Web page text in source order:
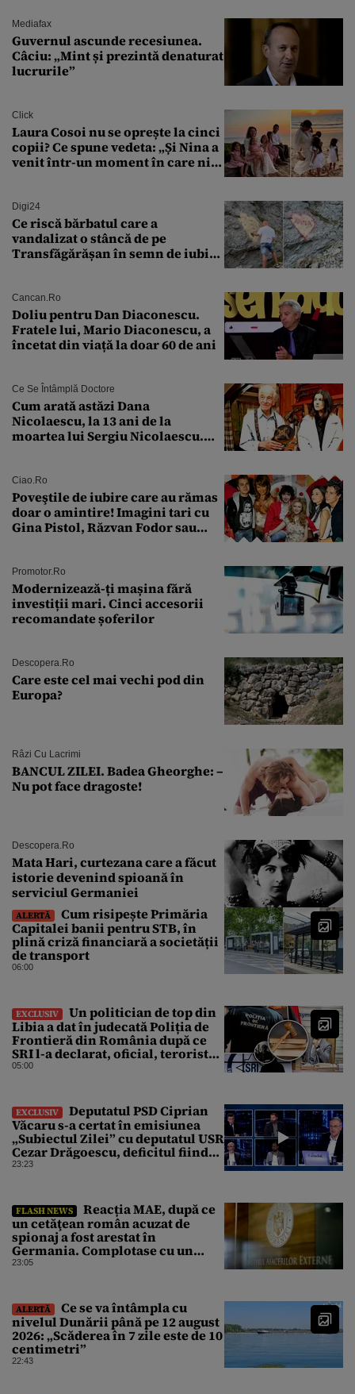
Mediafax
Guvernul ascunde recesiunea.
Câciu: „Mint și prezintă denaturat
lucrurile”
Click
Laura Cosoi nu se oprește la cinci
copii? Ce spune vedeta: „Și Nina a
venit într-un moment în care nici
Digi24
Ce riscă bărbatul care a
vandalizat o stâncă de pe
Transfăgărășan în semn de iubire
Cancan.ro
Doliu pentru Dan Diaconescu.
Fratele lui, Mario Diaconescu, a
încetat din viață la doar 60 de ani
Ce Se Întâmplă Doctore
Cum arată astăzi Dana
Nicolaescu, la 13 ani de la
moartea lui Sergiu Nicolaescu.
Ciao.ro
Poveştile de iubire care au rămas
doar o amintire! Imagini tari cu
Gina Pistol, Răzvan Fodor sau
Promotor.ro
Modernizează-ți mașina fără
investiții mari. Cinci accesorii
recomandate șoferilor
Descopera.ro
Care este cel mai vechi pod din
Europa?
Râzi Cu Lacrimi
BANCUL ZILEI. Badea Gheorghe: –
Nu pot face dragoste!
Descopera.ro
Mata Hari, curtezana care a făcut
istorie devenind spioană în
serviciul Germaniei
ALERTĂ
Cum risipește Primăria
Capitalei banii pentru STB, în
plină criză financiară a societății
de transport
06:00
EXCLUSIV
Un politician de top din
Libia a dat în judecată Poliția de
Frontieră din România după ce
SRI l-a declarat, oficial, terorist
ISIS
05:00
EXCLUSIV
Deputatul PSD Ciprian
Văcaru s-a certat în emisiunea
„Subiectul Zilei” cu deputatul USR
Cezar Drăgoescu, deficitul fiind
motivul scandalului
23:23
FLASH NEWS
Reacția MAE, după ce
un cetăţean român acuzat de
spionaj a fost arestat în
Germania. Complotase cu un
ucrainean ca să asasineze un
23:05
ALERTĂ
Ce se va întâmpla cu
nivelul Dunării până pe 12 august
2026: „Scăderea în 7 zile este de 10
centimetri”
22:43